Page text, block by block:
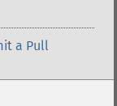
a Pull